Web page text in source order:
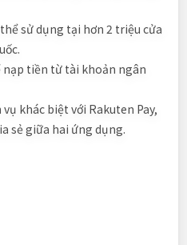
sử dụng tại hơn 2 triệu cửa
nạp tiền từ tài khoản ngân
vụ khác biệt với Rakuten Pay,
sẻ giữa hai ứng dụng.